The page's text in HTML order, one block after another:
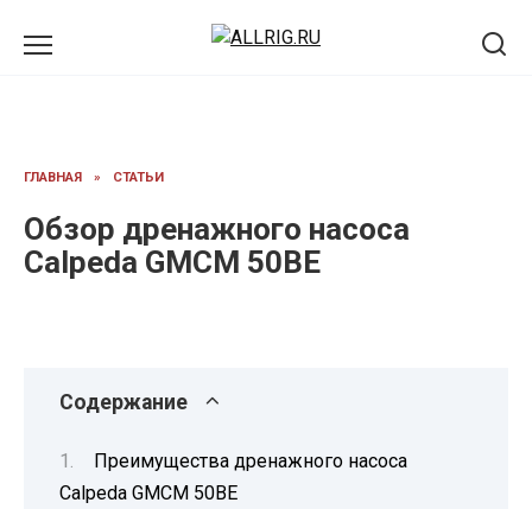
ГЛАВНАЯ » СТАТЬИ
Обзор дренажного насоса
Calpeda GMCM 50BE
Содержание
Преимущества дренажного насоса
Calpeda GMCM 50BE